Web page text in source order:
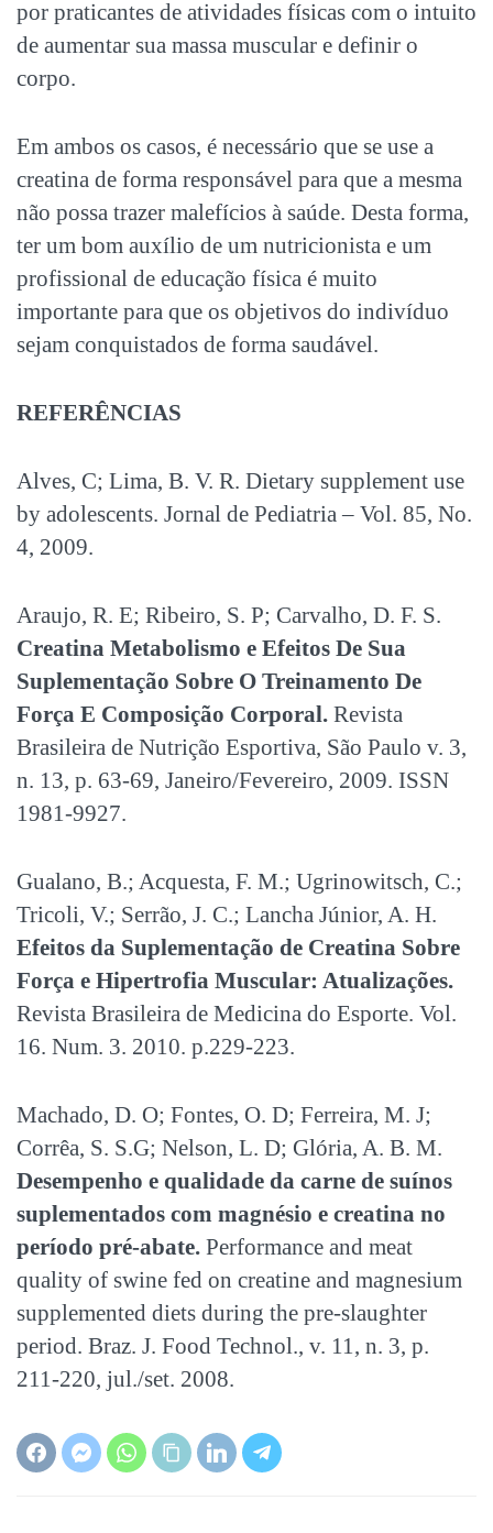
por praticantes de atividades físicas com o intuito
de aumentar sua massa muscular e definir o
corpo.
Em ambos os casos, é necessário que se use a
creatina de forma responsável para que a mesma
não possa trazer malefícios à saúde. Desta forma,
ter um bom auxílio de um nutricionista e um
profissional de educação física é muito
importante para que os objetivos do indivíduo
sejam conquistados de forma saudável.
REFERÊNCIAS
Alves, C; Lima, B. V. R. Dietary supplement use
by adolescents. Jornal de Pediatria – Vol. 85, No.
4, 2009.
Araujo, R. E; Ribeiro, S. P; Carvalho, D. F. S.
Creatina Metabolismo e Efeitos De Sua
Suplementação Sobre O Treinamento De
Força E Composição Corporal. Revista
Brasileira de Nutrição Esportiva, São Paulo v. 3,
n. 13, p. 63-69, Janeiro/Fevereiro, 2009. ISSN
1981-9927.
Gualano, B.; Acquesta, F. M.; Ugrinowitsch, C.;
Tricoli, V.; Serrão, J. C.; Lancha Júnior, A. H.
Efeitos da Suplementação de Creatina Sobre
Força e Hipertrofia Muscular: Atualizações.
Revista Brasileira de Medicina do Esporte. Vol.
16. Num. 3. 2010. p.229-223.
Machado, D. O; Fontes, O. D; Ferreira, M. J;
Corrêa, S. S.G; Nelson, L. D; Glória, A. B. M.
Desempenho e qualidade da carne de suínos
suplementados com magnésio e creatina no
período pré-abate. Performance and meat
quality of swine fed on creatine and magnesium
supplemented diets during the pre-slaughter
period. Braz. J. Food Technol., v. 11, n. 3, p.
211-220, jul./set. 2008.